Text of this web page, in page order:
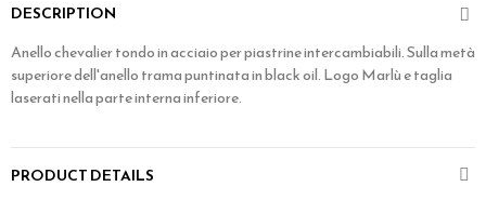
DESCRIPTION
Anello chevalier tondo in acciaio per piastrine intercambiabili. Sulla metà
superiore dell'anello trama puntinata in black oil. Logo Marlù e taglia
laserati nella parte interna inferiore.
PRODUCT DETAILS